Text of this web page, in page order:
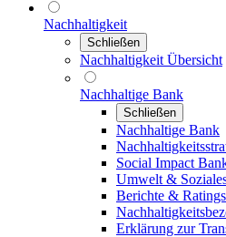
Nachhaltigkeit
Schließen
Nachhaltigkeit Übersicht
Nachhaltige Bank
Schließen
Nachhaltige Bank
Social Impact
Umwelt &
Berichte & Ratings
Erklärung zur